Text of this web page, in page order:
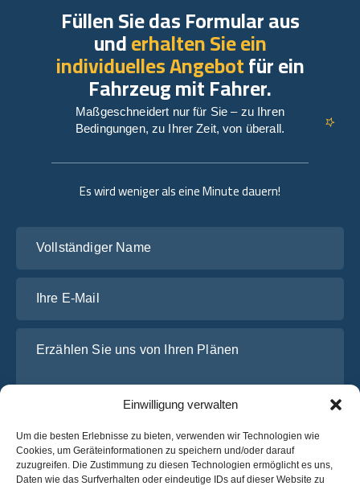
Einwilligung verwalten
Um die besten Erlebnisse zu bieten, verwenden wir Technologien wie
Cookies, um Geräteinformationen zu speichern und/oder darauf
zuzugreifen. Die Zustimmung zu diesen Technologien ermöglicht es uns,
Daten wie das Surfverhalten oder eindeutige IDs auf dieser Website zu
Es wird weniger als eine Minute dauern!
Füllen Sie das Formular aus
underhalten Sie ein
individuelles Angebotfür ein
Fahrzeug mit Fahrer.
Maßgeschneidert nur für Sie – zu Ihren
Bedingungen, zu Ihrer Zeit, von überall.